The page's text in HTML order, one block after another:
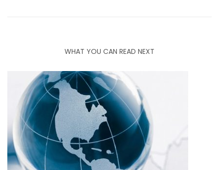
WHAT YOU CAN READ NEXT